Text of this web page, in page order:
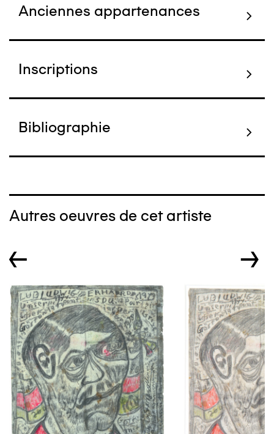
Anciennes appartenances
Inscriptions
Bibliographie
Autres oeuvres de cet artiste
← →